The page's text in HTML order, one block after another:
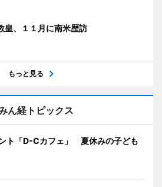
皇、１１月に南米歴訪
もっと見る
ん経トピックス
ト「D-Cカフェ」 夏休みの子ども